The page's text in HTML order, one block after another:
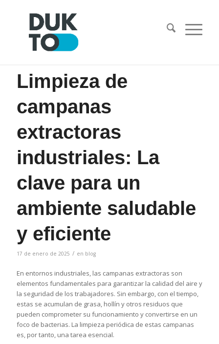
Limpieza de
campanas
extractoras
industriales: La
clave para un
ambiente saludable
y eficiente
17 de enero de 2025 / en blog
En entornos industriales, las campanas extractoras son
elementos fundamentales para garantizar la calidad del aire y
la seguridad de los trabajadores. Sin embargo, con el tiempo,
estas se acumulan de grasa, hollín y otros residuos que
pueden comprometer su funcionamiento y convertirse en un
foco de bacterias. La limpieza periódica de estas campanas
es, por tanto, una tarea esencial.